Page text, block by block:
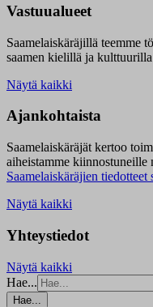
Vastuualueet
Saamelaiskäräjillä teemme
saamen kielillä ja
Näytä kaikki
Ajankohtaista
Saamelaiskäräjät kertoo
aiheistamme kiinnostuneille
Saamelaiskäräjien tiedotteet
Näytä kaikki
Yhteystiedot
Näytä kaikki
Hae...
Hae...